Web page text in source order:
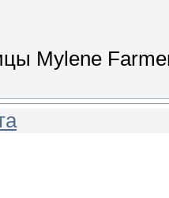
Mylene